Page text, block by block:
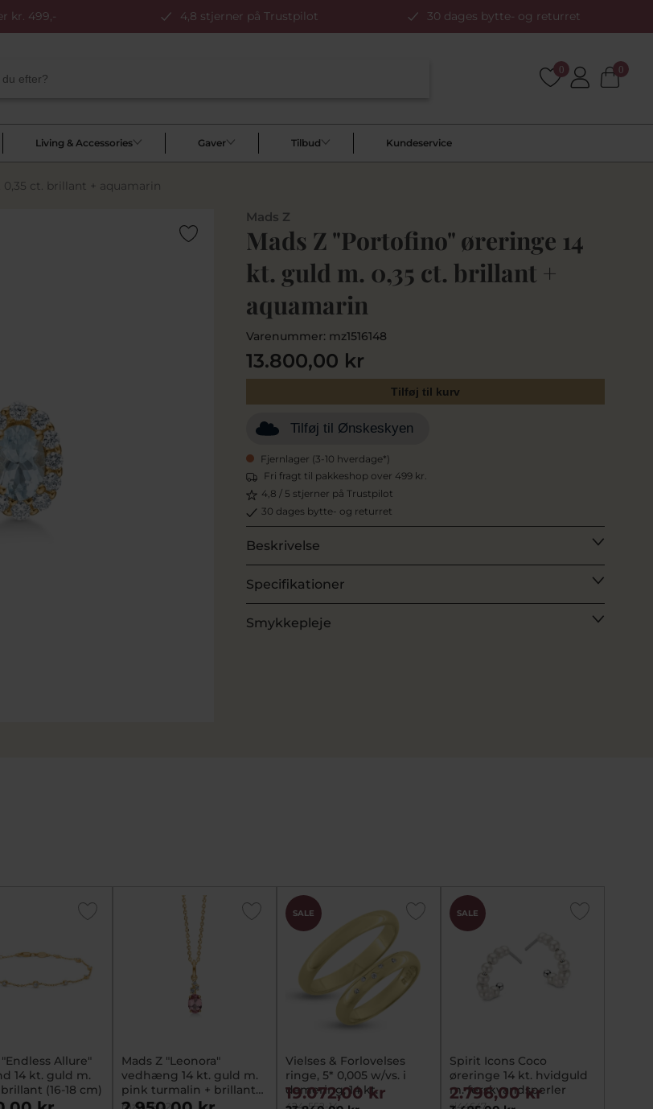
kr. 499,- 4,8 stjerner på Trustpilot 30 dages bytte- og returret
0 0
Living & Accessories Gaver Tilbud Kundeservice
ct. brillant + aquamarin
Mads Z
Mads Z "Portofino" øreringe 14
kt. guld m. 0,35 ct. brillant +
aquamarin
Varenummer: mz1516148
13.800,00 kr
Tilføj til kurv
Tilføj til Ønskeskyen
Fjernlager (3-10 hverdage*)
Fri fragt til pakkeshop over 499 kr.
4,8 / 5 stjerner på Trustpilot
30 dages bytte- og returret
Beskrivelse
Specifikationer
Smykkepleje
Allure"
14 kt. guld m.
(16-18 cm)
Mads Z "Leonora"
vedhæng 14 kt. guld m.
pink turmalin + brillant
(ekskl. kæde)
mz1536122
SALE
Vielses & Forlovelses
ringe, 5* 0,005 w/vs. i
damering, 14 kt.
424-552-14
19.072,00 kr
SALE
Spirit Icons Coco
øreringe 14 kt. hvidguld
m. ferskvandsperler
si44647
2.796,00 kr